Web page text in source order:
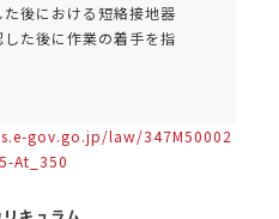
後における短絡接地器
た後に作業の着手を指
gov.go.jp/law/347M50002
At_350
キュラム